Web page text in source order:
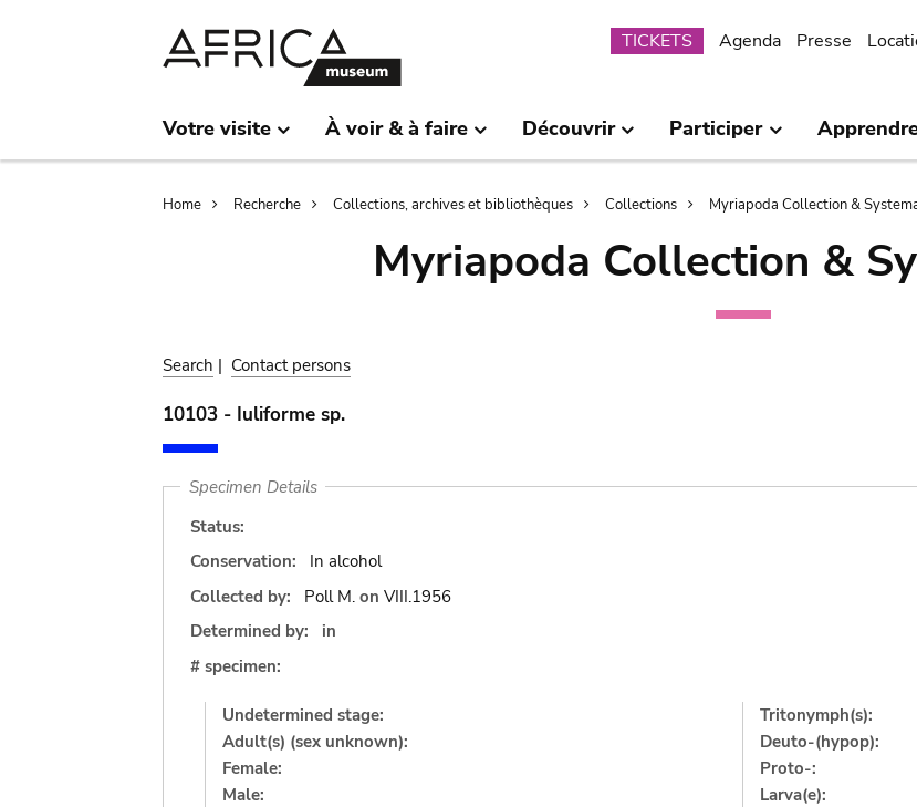
Submenu
TICKETS Agenda Presse
Votre visite À voir & à faire Découvrir Participer
Breadcrumb
Home Recherche Collections, archives et bibliothèques Collections Myriapoda Collection &
Myriapoda Collection &
Search | Contact persons
10103 - Iuliforme sp.
Specimen Details
Status:
Conservation:
In alcohol
Collected by:
Poll M. on VIII.1956
Determined by:
in
# specimen:
Undetermined stage:
Adult(s) (sex unknown):
Female:
Male:
Tritonymph(s):
Deuto-(hypop):
Proto-:
Larva(e):